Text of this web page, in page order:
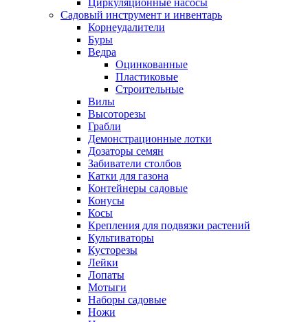
Циркуляционные насосы
Садовый инструмент и инвентарь
Корнеудалители
Буры
Ведра
Оцинкованные
Пластиковые
Строительные
Вилы
Высоторезы
Грабли
Демонстрационные лотки
Дозаторы семян
Забиватели столбов
Катки для газона
Контейнеры садовые
Конусы
Косы
Крепления для подвязки растений
Культиваторы
Кусторезы
Лейки
Лопаты
Мотыги
Наборы садовые
Ножи